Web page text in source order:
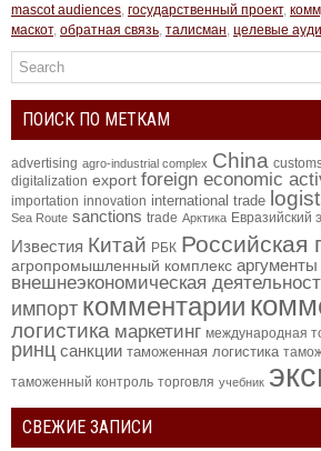
mascot audiences, государственный проект,
маскот, обратная связь, талисман, целевые
ПОИСК ПО МЕТКАМ
advertising agro-industrial complex China
digitalization export foreign economic
importation innovation international trade
Sea Route sanctions trade Арктика Евразийский
Известия Китай РБК Российская
агропромышленный комплекс
внешнеэкономическая
импорт комментарии
логистика маркетинг международная
ринц санкции таможенная логистика
таможенный контроль торговля учебник
СВЕЖИЕ ЗАПИСИ